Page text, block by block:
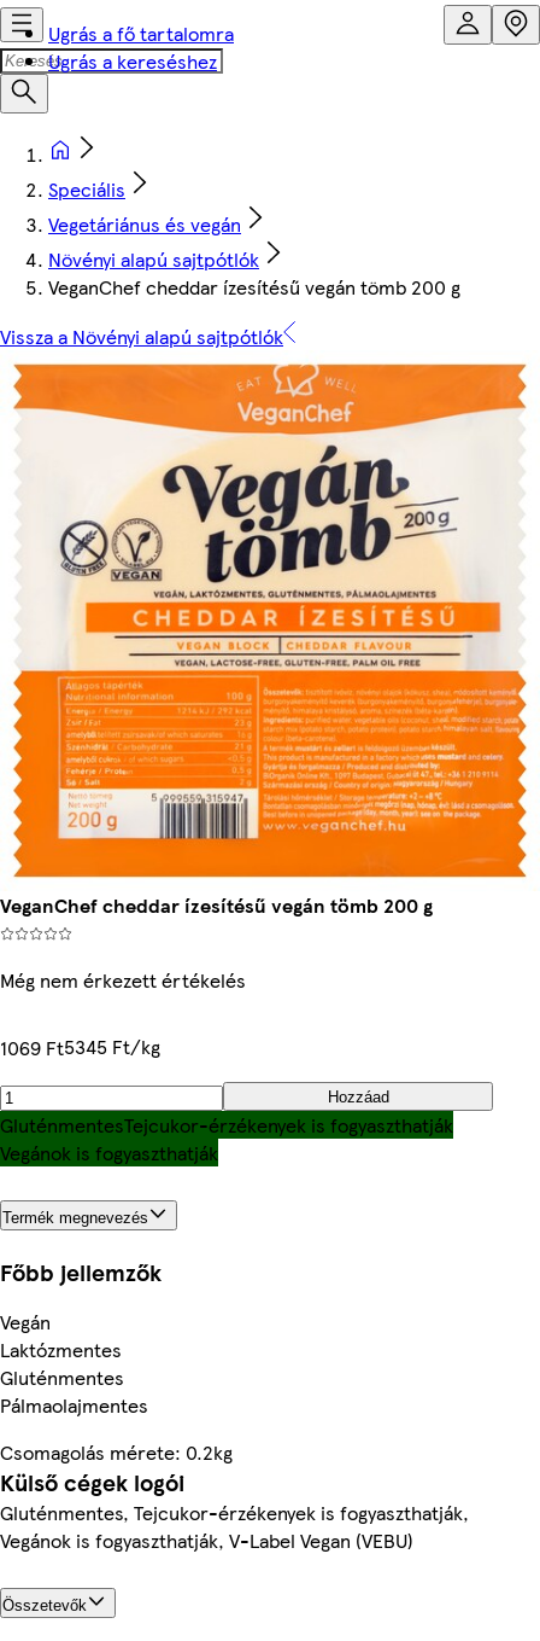
Ugrás a fő tartalomra
Ugrás a kereséshez
Speciális
Vegetáriánus és vegán
Növényi alapú sajtpótlók
VeganChef cheddar ízesítésű vegán tömb 200 g
Vissza a Növényi alapú sajtpótlók
VeganChef cheddar ízesítésű vegán tömb 200 g
Még nem érkezett értékelés
1069 Ft5345 Ft/kg
Hozzáad
GluténmentesTejcukor-érzékenyek is fogyaszthatják
Vegánok is fogyaszthatják
Termék megnevezés
Főbb jellemzők
Vegán
Laktózmentes
Gluténmentes
Pálmaolajmentes
Csomagolás mérete: 0.2kg
Külső cégek logói
Gluténmentes, Tejcukor-érzékenyek is fogyaszthatják,
Vegánok is fogyaszthatják, V-Label Vegan (VEBU)
Összetevők